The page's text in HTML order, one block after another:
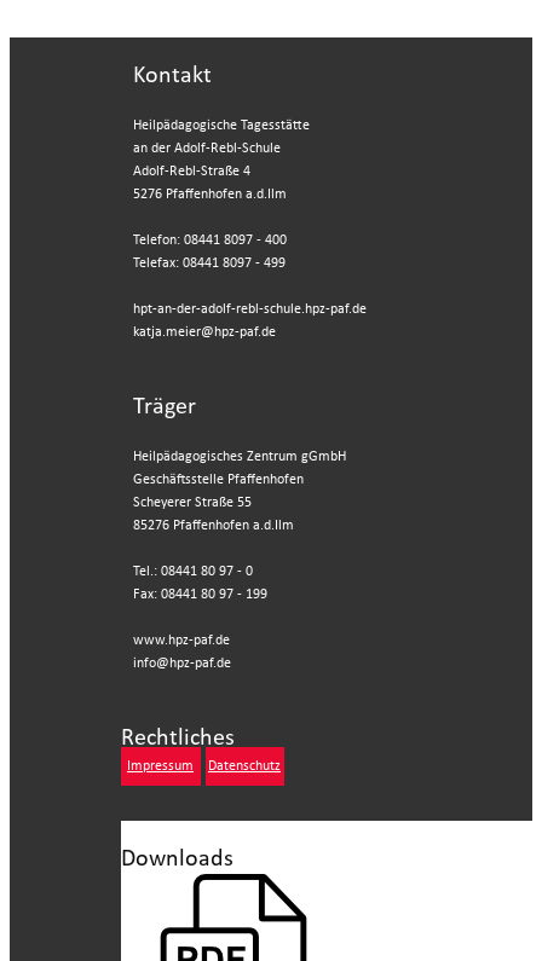
Kontakt
Heilpädagogische Tagesstätte
an der Adolf-Rebl-Schule
Adolf-Rebl-Straße 4
5276 Pfaffenhofen a.d.Ilm
Telefon: 08441 8097 - 400
Telefax: 08441 8097 - 499
hpt-an-der-adolf-rebl-schule.hpz-paf.de
katja.meier@hpz-paf.de
Träger
Heilpädagogisches Zentrum gGmbH
Geschäftsstelle Pfaffenhofen
Scheyerer Straße 55
85276 Pfaffenhofen a.d.Ilm
Tel.: 08441 80 97 - 0
Fax: 08441 80 97 - 199
www.hpz-paf.de
info@hpz-paf.de
Rechtliches
Impressum Datenschutz
Downloads